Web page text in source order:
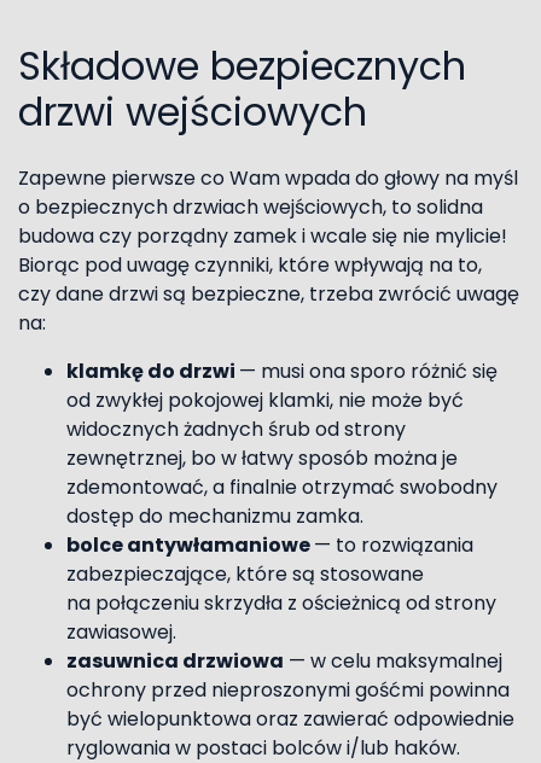
Składowe bezpiecznych
drzwi wejściowych
Zapewne pierwsze co Wam wpada do głowy na myśl
o bezpiecznych drzwiach wejściowych, to solidna
budowa czy porządny zamek i wcale się nie mylicie!
Biorąc pod uwagę czynniki, które wpływają na to,
czy dane drzwi są bezpieczne, trzeba zwrócić uwagę
na:
klamkę do drzwi — musi ona sporo różnić się
od zwykłej pokojowej klamki, nie może być
widocznych żadnych śrub od strony
zewnętrznej, bo w łatwy sposób można je
zdemontować, a finalnie otrzymać swobodny
dostęp do mechanizmu zamka.
bolce antywłamaniowe— to rozwiązania
zabezpieczające, które są stosowane
na połączeniu skrzydła z ościeżnicą od strony
zawiasowej.
zasuwnica drzwiowa — w celu maksymalnej
ochrony przed nieproszonymi gośćmi powinna
być wielopunktowa oraz zawierać odpowiednie
ryglowania w postaci bolców i/lub haków.